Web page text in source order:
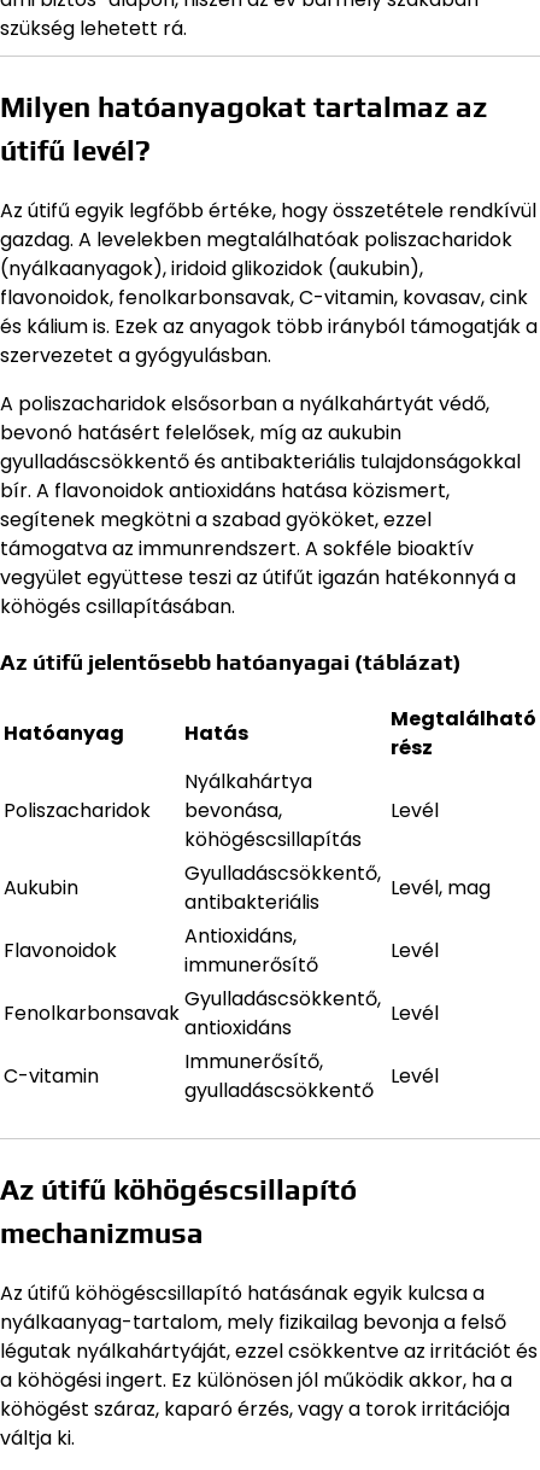
szükség lehetett rá.
Milyen hatóanyagokat tartalmaz az
útifű levél?
Az útifű egyik legfőbb értéke, hogy összetétele rendkívül
gazdag. A levelekben megtalálhatóak poliszacharidok
(nyálkaanyagok), iridoid glikozidok (aukubin),
flavonoidok, fenolkarbonsavak, C-vitamin, kovasav, cink
és kálium is. Ezek az anyagok több irányból támogatják a
szervezetet a gyógyulásban.
A poliszacharidok elsősorban a nyálkahártyát védő,
bevonó hatásért felelősek, míg az aukubin
gyulladáscsökkentő és antibakteriális tulajdonságokkal
bír. A flavonoidok antioxidáns hatása közismert,
segítenek megkötni a szabad gyököket, ezzel
támogatva az immunrendszert. A sokféle bioaktív
vegyület együttese teszi az útifűt igazán hatékonnyá a
köhögés csillapításában.
Az útifű jelentősebb hatóanyagai (táblázat)
Hatóanyag Hatás
Megtalálható
rész
Poliszacharidok
Nyálkahártya
bevonása,
köhögéscsillapítás
Levél
Aukubin
Gyulladáscsökkentő,
antibakteriális
Levél, mag
Flavonoidok
Antioxidáns,
immunerősítő
Levél
Fenolkarbonsavak
Gyulladáscsökkentő,
antioxidáns
Levél
C-vitamin
Immunerősítő,
gyulladáscsökkentő
Levél
Az útifű köhögéscsillapító
mechanizmusa
Az útifű köhögéscsillapító hatásának egyik kulcsa a
nyálkaanyag-tartalom, mely fizikailag bevonja a felső
légutak nyálkahártyáját, ezzel csökkentve az irritációt és
a köhögési ingert. Ez különösen jól működik akkor, ha a
köhögést száraz, kaparó érzés, vagy a torok irritációja
váltja ki.